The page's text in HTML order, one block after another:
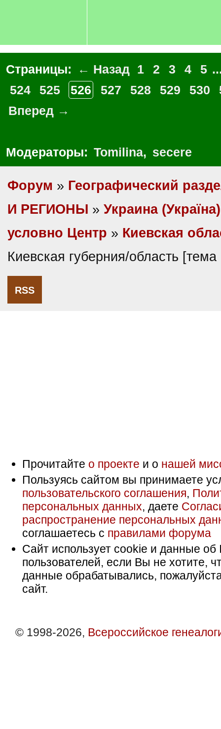
Страницы: ← Назад 1 2 3 4 5
524
525 526 527 528 529 530
Вперед →
Модераторы: Tomilina, secere
Форум » Географический
И РЕГИОНЫ » Украина (Україна)
условно Центр » Киевская
Киевская губерния/область
RSS
Прочитайте о проекте и о нашей
Пользуясь сайтом вы принимаете
пользовательского соглашения,
персональных данных, даете
распространение персональных
соглашаетесь с правилами форума
Сайт использует cookie и данные об
пользователей, если Вы не хотите,
данные обрабатывались,
сайт.
© 1998-2026, Всероссийское